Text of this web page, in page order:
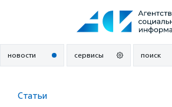
новости сервисы поиск
Статьи